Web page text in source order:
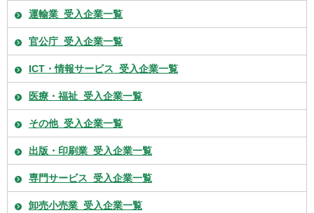
運輸業_受入企業一覧
官公庁_受入企業一覧
ICT・情報サービス_受入企業一覧
医療・福祉_受入企業一覧
その他_受入企業一覧
出版・印刷業_受入企業一覧
専門サービス_受入企業一覧
卸売小売業_受入企業一覧